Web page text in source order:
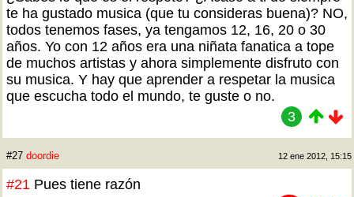
te ha gustado musica (que tu consideras buena)? NO,
todos tenemos fases, ya tengamos 12, 16, 20 o 30
años. Yo con 12 años era una niñata fanatica a tope
de muchos artistas y ahora simplemente disfruto con
su musica. Y hay que aprender a respetar la musica
que escucha todo el mundo, te guste o no.
3
#27 doordie 12 ene 2012, 15:15
#21 Pues tiene razón